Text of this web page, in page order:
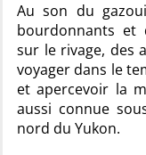
Au son du
bourdonnants et
sur le rivage, des
voyager dans le
et apercevoir la
aussi connue
nord du Yukon.